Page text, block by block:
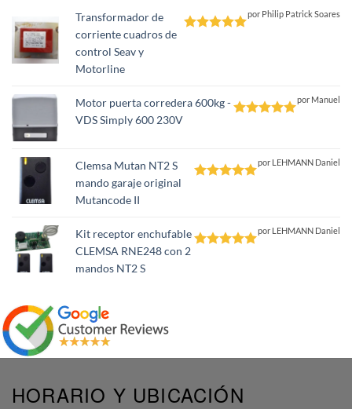
Transformador de
corriente cuadros de
control Seav y
Motorline
por Philip Patrick Soares
Motor puerta corredera 600kg -
VDS Simply 600 230V
por Manuel
Clemsa Mutan NT2 S
mando garaje original
Mutancode II
por LEHMANN Daniel
Kit receptor enchufable
CLEMSA RNE248 con 2
mandos NT2 S
por LEHMANN Daniel
HORARIO Y UBICACIÓN